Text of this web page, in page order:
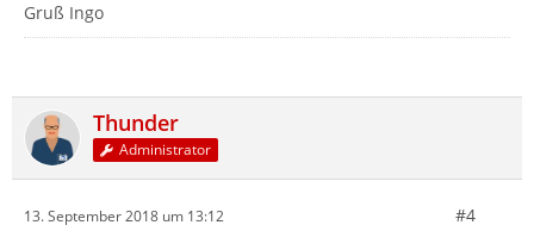
Gruß Ingo
Thunder
Administrator
13. September 2018 um 13:12 #4